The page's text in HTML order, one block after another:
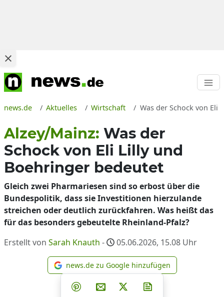
news.de Aktuelles Wirtschaft Was der Schock von Eli
Alzey/Mainz: Was der
Schock von Eli Lilly und
Boehringer bedeutet
Gleich zwei Pharmariesen sind so erbost über die
Bundespolitik, dass sie Investitionen hierzulande
streichen oder deutlich zurückfahren. Was heißt das
für das besonders gebeutelte Rheinland-Pfalz?
Erstellt von Sarah Knauth - 05.06.2026, 15.08 Uhr
news.de zu Google
news.de zu Google hinzufügen
Teilen auf Facebook
Teilen auf Whatsapp
Teilen auf Telegram
Teilen auf Pinterest
Per E-Mail teilen
Post auf X